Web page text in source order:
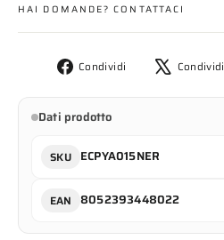
HAI DOMANDE? CONTATTACI
Condividi
Condividi
Facebook
Condividi
Dati prodotto
SKU ECPYA015NER
EAN 8052393448022